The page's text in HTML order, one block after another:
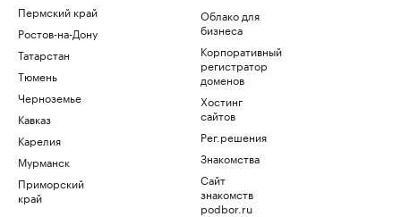
Пермский край
Ростов-на-Дону
Татарстан
Тюмень
Черноземье
Кавказ
Карелия
Мурманск
Приморский
край
Облако для
бизнеса
Корпоративный
регистратор
доменов
Хостинг
сайтов
Рег.решения
Знакомства
Сайт
знакомств
podbor.ru